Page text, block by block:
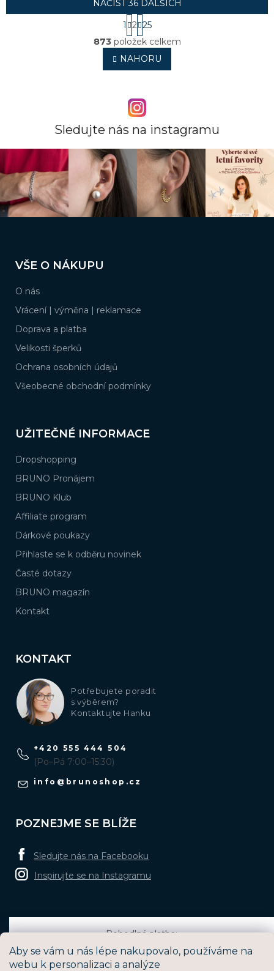
Aby se vám u nás lépe nakupovalo, používáme na
webu k personalizaci a analýze
O
v
l
á
c
í
p
v
k
ý
p
NAČÍST 36 DALŠÍCH
t
r
á
n
k
á
n
1 2 25
873položek celkem
NAHORU
Sledujte nás na instagramu
pVŠE O NÁKUPU
O nás
Vrácení | výměna | reklamace
Doprava a platba
Velikosti šperků
Ochrana osobních údajů
Všeobecné obchodní podmínky
UŽITEČNÉ INFORMACE
Dropshopping
BRUNO Pronájem
BRUNO Klub
Affiliate program
Dárkové poukazy
Přihlaste se k odběru novinek
Časté dotazy
BRUNO magazín
Kontakt
KONTAKT
Potřebujete poradit
s výběrem?
Kontaktujte Hanku
info @ brunoshop.cz
+420 555 444 504
(Po–Pá 7:00–15:30)
POZNEJME SE BLÍŽE
Sledujte nás na Facebooku
Inspirujte se na Instagramu
Pohodlná platba: